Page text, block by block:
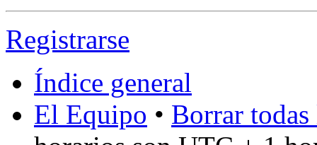
Registrarse
Índice general
El Equipo • Borrar